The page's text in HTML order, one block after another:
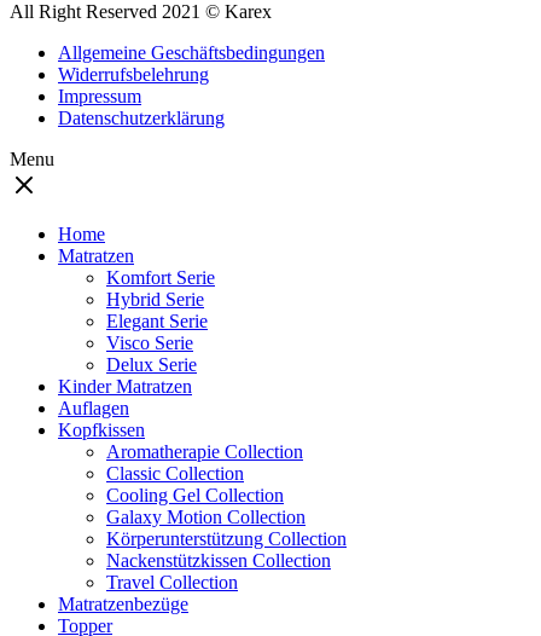
All Right Reserved 2021 © Karex
Allgemeine Geschäftsbedingungen
Widerrufsbelehrung
Impressum
Datenschutzerklärung
Menu
Home
Matratzen
Komfort Serie
Hybrid Serie
Elegant Serie
Visco Serie
Delux Serie
Kinder Matratzen
Auflagen
Kopfkissen
Aromatherapie Collection
Classic Collection
Cooling Gel Collection
Galaxy Motion Collection
Körperunterstützung Collection
Nackenstützkissen Collection
Travel Collection
Matratzenbezüge
Topper